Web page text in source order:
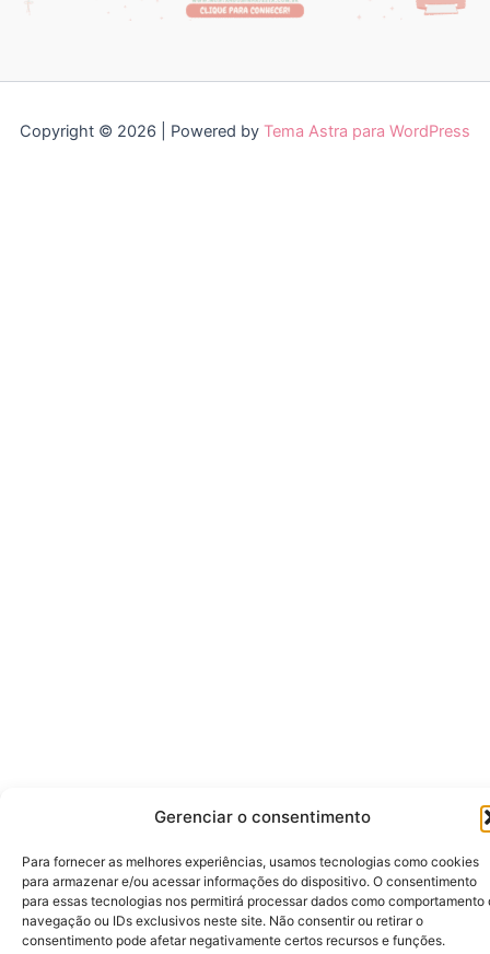
Gerenciar o consentimento
Para fornecer as melhores experiências, usamos tecnologias como cookies
para armazenar e/ou acessar informações do dispositivo. O consentimento
para essas tecnologias nos permitirá processar dados como comportamento
navegação ou IDs exclusivos neste site. Não consentir ou retirar o
consentimento pode afetar negativamente certos recursos e funções.
Copyright © 2026 | Powered by Tema Astra para WordPress